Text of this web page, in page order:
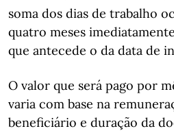
soma dos dias de trabalho
quatro meses
que antecede o da data de
O valor que será pago por
varia com base na
beneficiário e duração da